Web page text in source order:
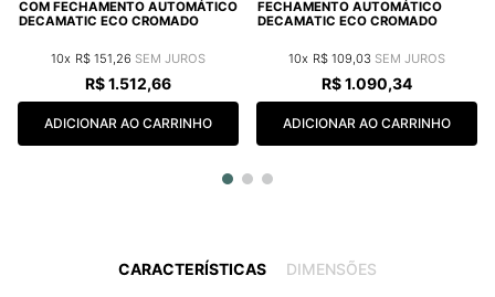
COM FECHAMENTO AUTOMÁTICO
DECAMATIC ECO CROMADO
10 R$ 151,26
R$1.512,66
ADICIONAR AO CARRINHO
FECHAMENTO AUTOMÁTICO
DECAMATIC ECO CROMADO
10 R$ 109,03
R$1.090,34
ADICIONAR AO CARRINHO
CARACTERÍSTICAS DIMENSÕES